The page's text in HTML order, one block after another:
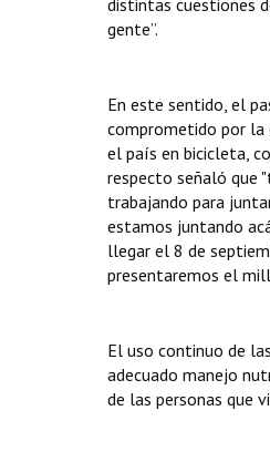
distintas cuestiones
gente”.
En este sentido, el
comprometido por la
el país en bicicleta,
respecto señaló que
trabajando para
estamos juntando
llegar el 8 de
presentaremos el
El uso continuo de
adecuado manejo
de las personas que